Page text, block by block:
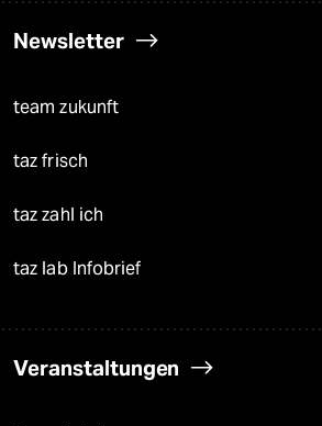
Newsletter
team zukunft
taz frisch
taz zahl ich
taz lab Infobrief
Veranstaltungen